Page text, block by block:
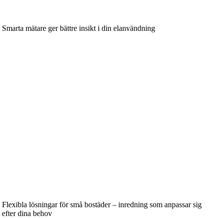
Smarta mätare ger bättre insikt i din elanvändning
Flexibla lösningar för små bostäder – inredning som anpassar sig
efter dina behov